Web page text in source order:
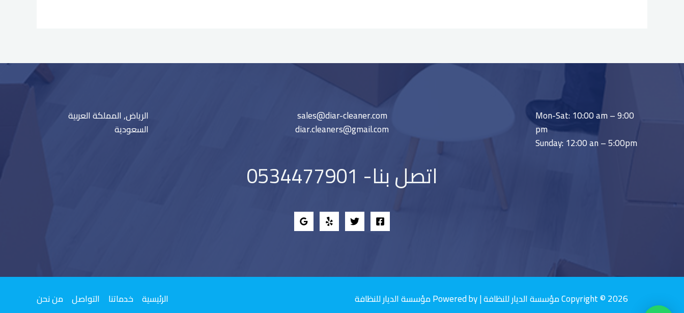
Mon-Sat: 10:00 am – 9:00
pm
Sunday: 12:00 an – 5:00pm
sales@diar-cleaner.com
diar.cleaners@gmail.com
اتصل بنا- 0534477901
الرياض, المملكة العربية
السعودية
Copyright © 2026 مؤسسة الديار للنظافة | Powered by مؤسسة الديار للنظافة الرئيسية خدماتنا التواصل من نحن